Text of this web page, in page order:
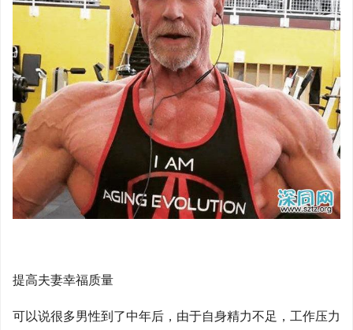
提高夫妻幸福质量
可以说很多男性到了中年后，由于自身精力不足，工作压力